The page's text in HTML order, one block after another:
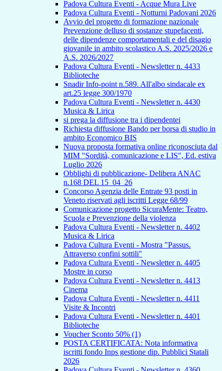
Padova Cultura Eventi - Acque Mura Live
Padova Cultura Eventi - Notturni Padovani 2026
Avvio del progetto di formazione nazionale
Prevenzione delluso di sostanze stupefacenti,
delle dipendenze comportamentali e del disagio
giovanile in ambito scolastico A.S. 2025/2026 e
A.S. 2026/2027
Padova Cultura Eventi - Newsletter n. 4433
Biblioteche
Snadir Info-point n.589. All'albo sindacale ex
art.25 legge 300/1970
Padova Cultura Eventi - Newsletter n. 4430
Musica & Lirica
si prega la diffusione tra i dipendentei
Richiesta diffusione Bando per borsa di studio in
ambito Economico BIS
Nuova proposta formativa online riconosciuta dal
MIM "Sordità, comunicazione e LIS", Ed. estiva
Luglio 2026
Obblighi di pubblicazione- Delibera ANAC
n.168 DEL 15_04_26
Concorso Agenzia delle Entrate 93 posti in
Veneto riservati agli iscritti Legge 68/99
Comunicazione progetto SicuraMente: Teatro,
Scuola e Prevenzione della violenza
Padova Cultura Eventi - Newsletter n. 4402
Musica & Lirica
Padova Cultura Eventi - Mostra "Passus.
Attraverso confini sottili"
Padova Cultura Eventi - Newsletter n. 4405
Mostre in corso
Padova Cultura Eventi - Newsletter n. 4413
Cinema
Padova Cultura Eventi - Newsletter n. 4411
Visite & Incontri
Padova Cultura Eventi - Newsletter n. 4401
Biblioteche
Voucher Sconto 50% (1)
POSTA CERTIFICATA: Nota informativa
iscritti fondo Inps gestione dip. Pubblici Statali
2026